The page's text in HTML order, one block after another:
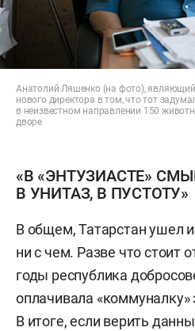
Анатолий Ляшенко (на фото),
нового директора в том, что тот
в неизвестном направлении 150
дворе
«В «ЭНТУЗИАСТЕ»
В УНИТАЗ, В ПУСТОТУ»
В общем, Татарстан ушел
ни с чем. Разве что стоит
годы республика
оплачивала
В итоге, если верить